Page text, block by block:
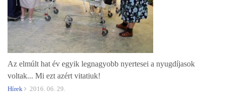
Az elmúlt hat év egyik legnagyobb nyertesei a nyugdíjasok
voltak... Mi ezt azért vitatjuk!
Hírek 2016. 06. 29.